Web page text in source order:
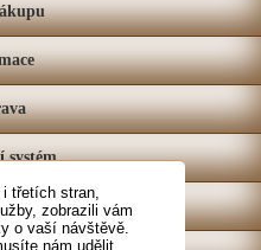
třetích stran,
zobrazili vám
o vaší návštěvě.
nám udělit
systém